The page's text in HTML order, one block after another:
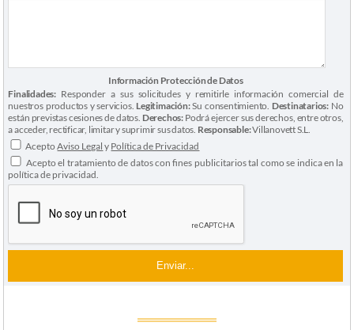
Información Protección de Datos
Finalidades: Responder a sus solicitudes y remitirle información comercial de
nuestros productos y servicios. Legitimación:Su consentimiento. Destinatarios:No
están previstas cesiones de datos. Derechos: Podrá ejercer sus derechos, entre otros,
a acceder, rectificar, limitar y suprimir sus datos. Responsable:Villanovett S.L.
AceptoAviso Legal y Política de Privacidad
Acepto el tratamiento de datos con fines publicitarios tal como se indica en la
política de privacidad.